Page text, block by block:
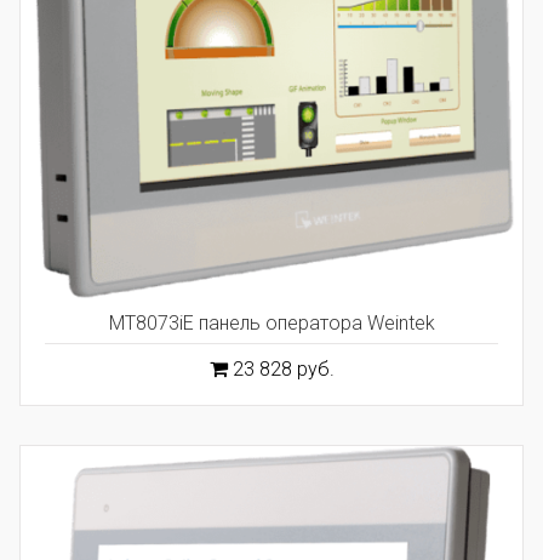
MT8073iE панель оператора Weintek
23 828 руб.